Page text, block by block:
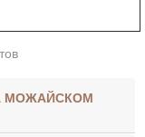
МОЖАЙСКОМ